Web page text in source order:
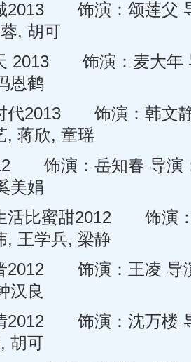
饰演：颂莲父 导
, 胡可
饰演：麦大年
恩鹤
2013 饰演：韩文静
, 蒋欣, 童瑶
演：岳知春 导演：
美娟
比蜜甜2012 饰演：
, 王学兵, 梁静
饰演：王凌 导演
汉良
饰演：沈万楼 导
胡可